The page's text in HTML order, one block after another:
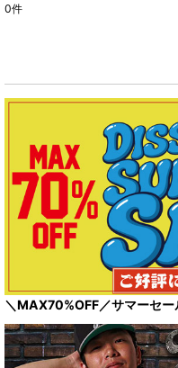
セールアイテム
並び順:
0件
＼MAX70%OFF／サマーセ